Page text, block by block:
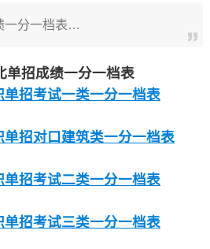
一分一档表…
单招成绩一分一档表
招考试一类一分一档表
招对口建筑类一分一档表
招考试二类一分一档表
招考试三类一分一档表